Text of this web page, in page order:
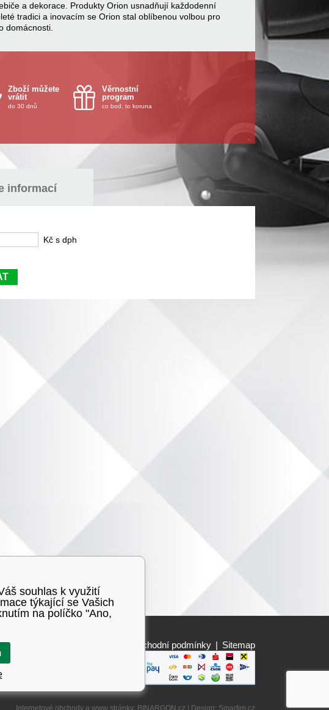
a dekorace. Produkty Orion usnadňují každodenní
tradici a inovacím se Orion stal oblíbenou volbou pro
domácnosti.
Zboží můžete
vrátit
do 30 dnů
Věrnostní
program
co bod, to koruna
informací
Kč s dph
Obchodní podmínky | Sitemap
Internetové obchody a www stránky: BINARGON.cz | Design: Smartim.cz
souhlas k využití
týkající se Vašich
na políčko "Ano,